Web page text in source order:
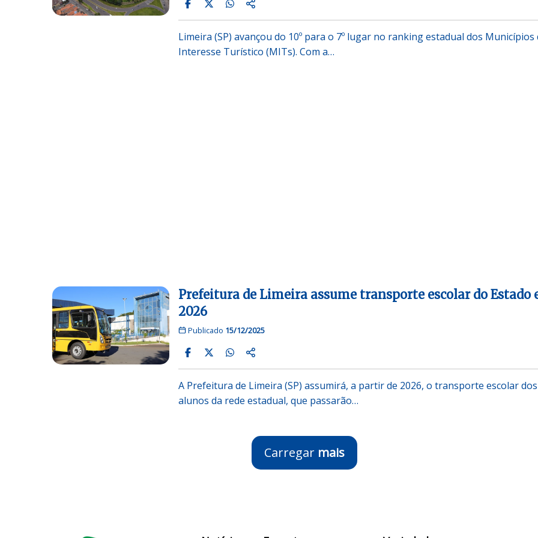
Limeira (SP) avançou do 10º para o 7º lugar no ranking estadual dos Municípios
Interesse Turístico (MITs). Com a…
Prefeitura de Limeira assume transporte escolar do Estado
2026
Publicado 15/12/2025
A Prefeitura de Limeira (SP) assumirá, a partir de 2026, o transporte escolar dos
alunos da rede estadual, que passarão…
Carregar mais